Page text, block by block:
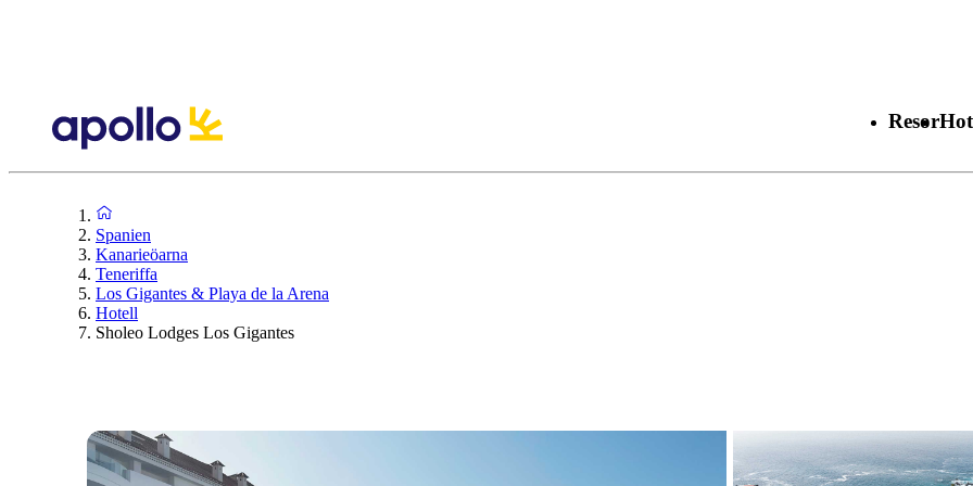
Resor
Spanien
Kanarieöarna
Teneriffa
Los Gigantes & Playa de la Arena
Hotell
Sholeo Lodges Los Gigantes